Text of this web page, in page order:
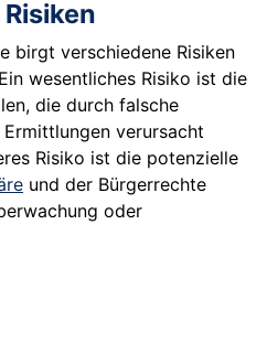
birgt verschiedene Risiken
wesentliches Risiko ist die
die durch falsche
verursacht
Risiko ist die potenzielle
und der Bürgerrechte
oder